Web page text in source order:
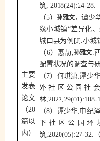
主要
发表
论文
（20
篇以
内）
筑, 2018(24):24-28.
（5）孙雅文，谭少
缘小城镇“差异化
城口县为例 [J].小城
（6）惠劼 ,孙雅文.
配置状况的调查与
（7）何琪潇,谭少华
外社区公园社
林,2022,29(01):108-
（8）谭少华,申纪泽
下社区公园环
筑,2020(05):27-32.